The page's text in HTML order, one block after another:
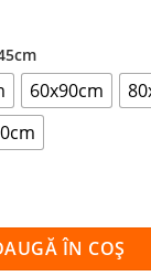
60x90cm
Portocală Roșie
ÎN COȘ